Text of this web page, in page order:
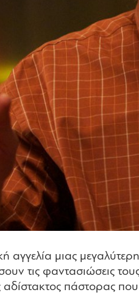
αγγελία μιας
τις φαντασιώσεις
αδίστακτος πάστορας